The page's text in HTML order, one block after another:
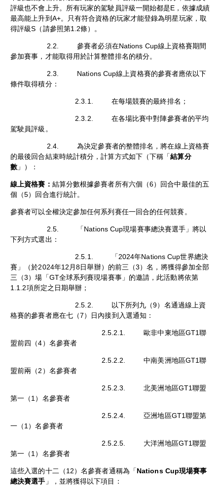
評級也不會上升。所有玩家的駕駛員評級一開始都是E，依據成績
最高能上升到A+。只有符合資格的玩家才能登錄為明星玩家，取
得評級S（請參照第1.2條）。
2.2. 參賽者必須在Nations Cup線上資格賽期間
參加賽事，才能取得用於計算整體排名的積分。
2.3. Nations Cup線上資格賽的參賽者應依以下
條件取得積分：
2.3.1. 在每場競賽的最終排名；
2.3.2. 在各場比賽中對陣參賽者的平均
駕駛員評級。
2.4. 為決定參賽者的整體排名，將在線上資格賽
的最後回合結束時統計積分，計算方式如下（下稱「結算分
數 」）：
線上資格賽： 結算分數根據參賽者所有六個（6）回合中最佳的五
個（5）回合進行統計。
參賽者可以全權決定參加任何系列賽任一回合的任何競賽。
2.5. 「Nations Cup現場賽事總決賽選手」將以
下列方式選出：
2.5.1. 「2024年Nations Cup世界總決
賽」（於2024年12月8日舉辦）的前三（3）名，將獲得參加全部
三（3）場「GT全球系列賽現場賽事」的邀請，此活動將依第
1.1.2項所定之日期舉辦；
2.5.2. 以下所列九（9）名通過線上資
格賽的參賽者應在七（7）日內接到入選通知：
2.5.2.1. 歐非中東地區GT1聯
盟前四（4）名參賽者
2.5.2.2. 中南美洲地區GT1聯
盟前兩（2）名參賽者
2.5.2.3. 北美洲地區GT1聯盟
第一（1）名參賽者
2.5.2.4. 亞洲地區GT1聯盟第
一（1）名參賽者
2.5.2.5. 大洋洲地區GT1聯盟
第一（1）名參賽者
這些入選的十二（12）名參賽者通稱為「Nations Cup現場賽事
總決賽選手 」，並將獲得以下項目：